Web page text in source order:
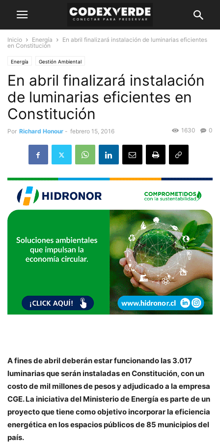
Inicio Energía
En abril finalizará instalación de luminarias eficientes
en Constitución
Energía Gestión Ambiental
En abril finalizará instalación
de luminarias eficientes en
Constitución
Por Richard Honour - febrero 15, 2016 0
1630
A fines de abril deberán estar funcionando las 3.017
luminarias que serán instaladas en Constitución, con un
costo de mil millones de pesos y adjudicado a la empresa
CGE. La iniciativa del Ministerio de Energía es parte de un
proyecto que tiene como objetivo incorporar la eficiencia
energética en los espacios públicos de 85 municipios del
país.